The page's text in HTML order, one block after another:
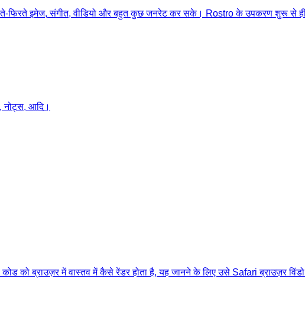
फिरते इमेज, संगीत, वीडियो और बहुत कुछ जनरेट कर सके। Rostro के उपकरण शुरू से ही
नोट्स, आदि।
को ब्राउज़र में वास्तव में कैसे रेंडर होता है, यह जानने के लिए उसे Safari ब्राउज़र